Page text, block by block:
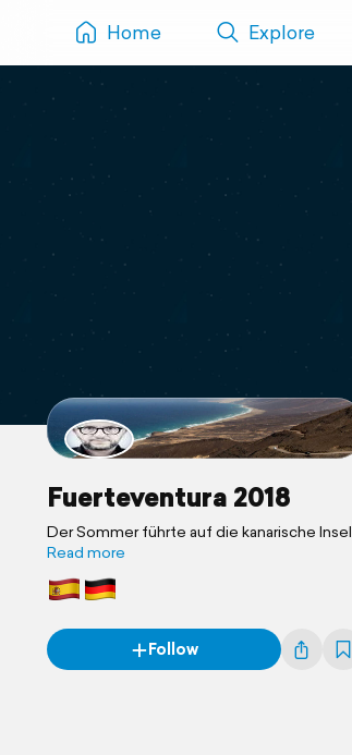
Home Explore
Fuerteventura 2018
Der Sommer führte auf die kanarische Insel
Fuertevenura, die mit ihrem recht spröden
oder kargen Charme durchaus begeistern
kann.
Read more
Follow